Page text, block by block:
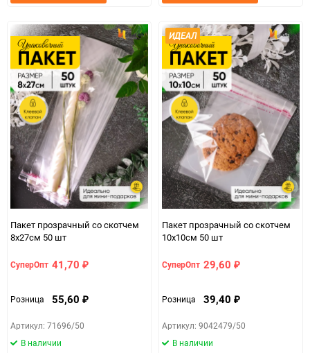
Пакет прозрачный со скотчем
8х27см 50 шт
СуперОпт 41,70 ₽
Розница 55,60 ₽
Артикул: 71696/50
В наличии
ИДЕАЛ
Пакет прозрачный со скотчем
10х10cм 50 шт
СуперОпт 29,60 ₽
Розница 39,40 ₽
Артикул: 9042479/50
В наличии